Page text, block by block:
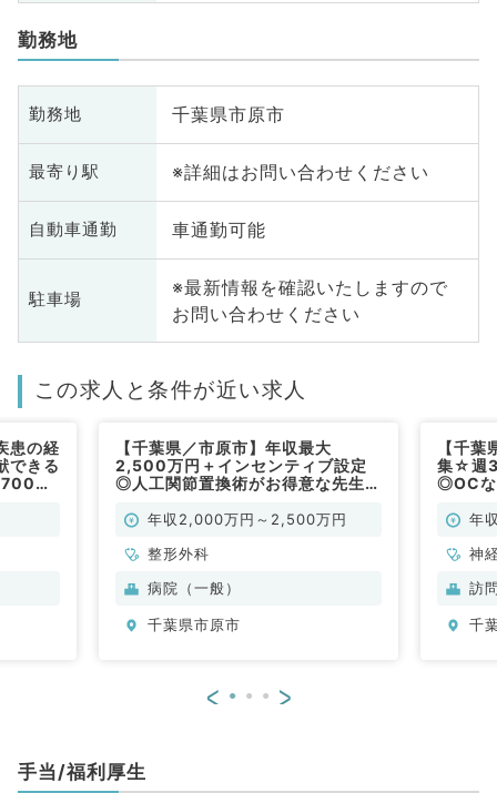
勤務地
勤務地 千葉県市原市
最寄り駅 ※詳細はお問い合わせください
自動車通勤 車通勤可能
駐車場
※最新情報を確認いたしますので
お問い合わせください
この求人と条件が近い求人
患の経
できる
万
【千葉県／市原市】年収最大
2,500万円＋インセンティブ設定
◎人工関節置換術がお得意な先生急
（整形外科／常勤）
年収2,000万円～2,500万円
整形外科
病院（一般）
千葉県市原市
【千
集☆週
◎OCな
勤）年
神
脳
環
訪
千
< >
手当/福利厚生